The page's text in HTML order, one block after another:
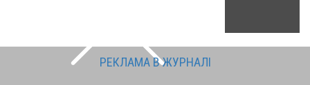
РЕКЛАМА В ЖУРНАЛІ